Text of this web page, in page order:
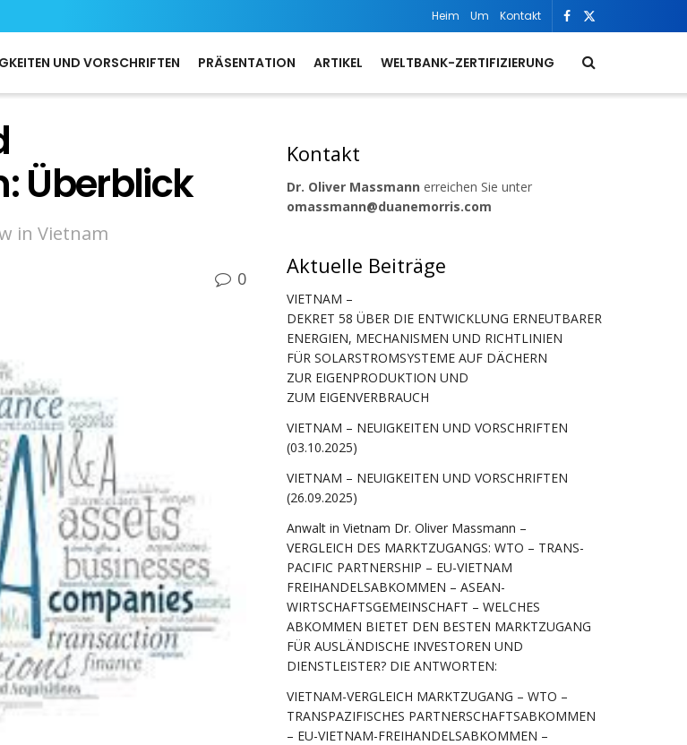
Heim Um Kontakt
UND VORSCHRIFTEN PRÄSENTATION ARTIKEL WELTBANK-ZERTIFIZIERUNG
Überblick
in Vietnam
0
Kontakt
Dr. Oliver Massmann erreichen Sie unter
omassmann@duanemorris.com
Aktuelle Beiträge
VIETNAM –
DEKRET 58 ÜBER DIE ENTWICKLUNG ERNEUTBARER
ENERGIEN, MECHANISMEN UND RICHTLINIEN
FÜR SOLARSTROMSYSTEME AUF DÄCHERN
ZUR EIGENPRODUKTION UND
ZUM EIGENVERBRAUCH
VIETNAM – NEUIGKEITEN UND VORSCHRIFTEN
(03.10.2025)
VIETNAM – NEUIGKEITEN UND VORSCHRIFTEN
(26.09.2025)
Anwalt in Vietnam Dr. Oliver Massmann –
VERGLEICH DES MARKTZUGANGS: WTO – TRANS-
PACIFIC PARTNERSHIP – EU-VIETNAM
FREIHANDELSABKOMMEN – ASEAN-
WIRTSCHAFTSGEMEINSCHAFT – WELCHES
ABKOMMEN BIETET DEN BESTEN MARKTZUGANG
FÜR AUSLÄNDISCHE INVESTOREN UND
DIENSTLEISTER? DIE ANTWORTEN:
VIETNAM-VERGLEICH MARKTZUGANG – WTO –
TRANSPAZIFISCHES PARTNERSCHAFTSABKOMMEN
– EU-VIETNAM-FREIHANDELSABKOMMEN –